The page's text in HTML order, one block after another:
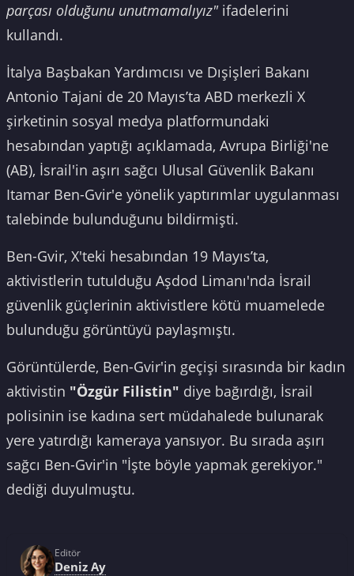
parçası olduğunu unutmamalıyız"ifadelerini
kullandı.
İtalya Başbakan Yardımcısı ve Dışişleri Bakanı
Antonio Tajani de 20 Mayıs’ta ABD merkezli X
şirketinin sosyal medya platformundaki
hesabından yaptığı açıklamada, Avrupa Birliği'ne
(AB), İsrail'in aşırı sağcı Ulusal Güvenlik Bakanı
Itamar Ben-Gvir'e yönelik yaptırımlar uygulanması
talebinde bulunduğunu bildirmişti.
Ben-Gvir, X'teki hesabından 19 Mayıs’ta,
aktivistlerin tutulduğu Aşdod Limanı'nda İsrail
güvenlik güçlerinin aktivistlere kötü muamelede
bulunduğu görüntüyü paylaşmıştı.
Görüntülerde, Ben-Gvir'in geçişi sırasında bir kadın
aktivistin "Özgür Filistin" diye bağırdığı, İsrail
polisinin ise kadına sert müdahalede bulunarak
yere yatırdığı kameraya yansıyor. Bu sırada aşırı
sağcı Ben-Gvir'in "İşte böyle yapmak gerekiyor."
dediği duyulmuştu.
Editör
Deniz Ay